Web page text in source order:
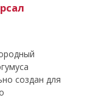
создан для